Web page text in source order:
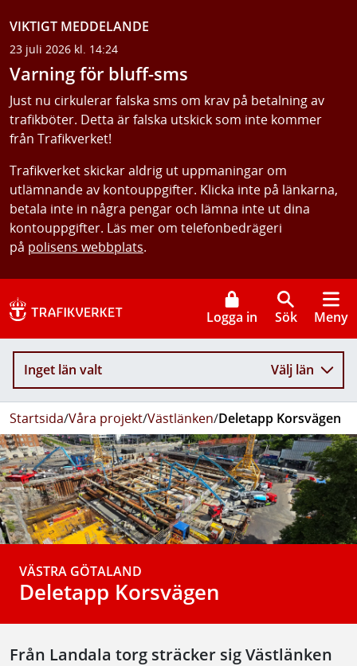
VIKTIGT MEDDELANDE
23 juli 2026 kl. 14:24
Varning för bluff-sms
Just nu cirkulerar falska sms om krav på betalning av
trafikböter. Detta är falska utskick som inte kommer
från Trafikverket!
Trafikverket skickar aldrig ut uppmaningar om
utlämnande av kontouppgifter. Klicka inte på länkarna,
betala inte in några pengar och lämna inte ut dina
kontouppgifter. Läs mer om telefonbedrägeri
på polisens webbplats.
Logga in Sök Meny
Inget län valt Välj län
Startsida/Våra projekt/Västlänken/Deletapp Korsvägen
VÄSTRA GÖTALAND
Deletapp Korsvägen
Från Landala torg sträcker sig Västlänken